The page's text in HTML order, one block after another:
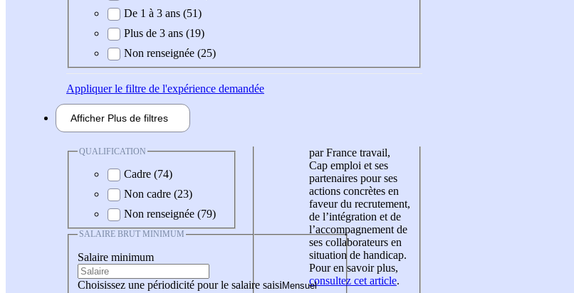
De 1 à 3 ans (51)
Plus de 3 ans (19)
Non renseignée (25)
Appliquerle filtre de l'expérience demandée
Afficher Plus de filtres
QUALIFICATION
Cadre (74)
Non cadre (23)
Non renseignée (79)
SALAIRE BRUT MINIMUM
Salaire minimum
Choisissez une périodicité pour le salaire saisi
par France travail,
Cap emploi et ses
partenaires pour ses
actions concrètes en
faveur du recrutement,
de l’intégration et de
l’accompagnement de
ses collaborateurs en
situation de handicap.
Pour en savoir plus,
consultez cet article.